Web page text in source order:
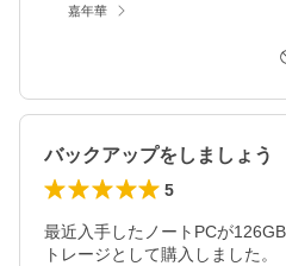
嘉年華
バックアップをしましょう
5
最近入手したノートPCが
トレージとして購入しました。